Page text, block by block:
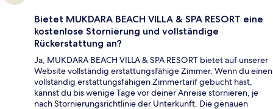
Bietet MUKDARA BEACH VILLA & SPA RESORT eine
kostenlose Stornierung und vollständige
Rückerstattung an?
Ja, MUKDARA BEACH VILLA & SPA RESORT bietet auf unserer
Website vollständig erstattungsfähige Zimmer. Wenn du einen
vollständig erstattungsfähigen Zimmertarif gebucht hast,
kannst du bis wenige Tage vor deiner Anreise stornieren, je
nach Stornierungsrichtlinie der Unterkunft. Die genauen